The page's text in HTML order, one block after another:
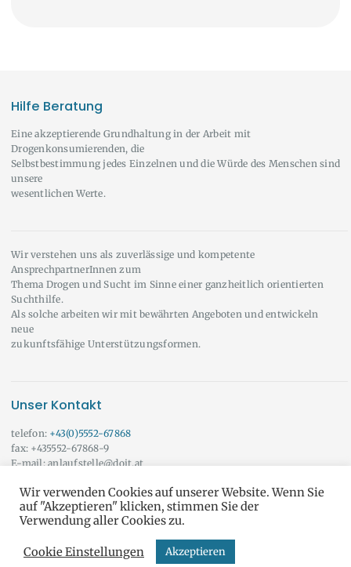
Hilfe Beratung
Eine akzeptierende Grundhaltung in der Arbeit mit
Drogenkonsumierenden, die
Selbstbestimmung jedes Einzelnen und die Würde des Menschen sind
unsere
wesentlichen Werte.
Wir verstehen uns als zuverlässige und kompetente
AnsprechpartnerInnen zum
Thema Drogen und Sucht im Sinne einer ganzheitlich orientierten
Suchthilfe.
Als solche arbeiten wir mit bewährten Angeboten und entwickeln
neue
zukunftsfähige Unterstützungsformen.
Unser Kontakt
telefon: +43(0)5552-67868
fax: +435552-67868-9
E-mail: anlaufstelle@doit.at
Wir beraten Sie auch gerne außerhalb der angeführten Öffnungszeiten!
Vereinbaren Sie doch einfach einen Termin mit uns.Onlineberatung
do it yourself © Alle Rechte vorbehaltenAGB & DSGVO
Wir verwenden Cookies auf unserer Website. Wenn Sie
auf "Akzeptieren" klicken, stimmen Sie der
Verwendung aller Cookies zu.
Cookie Einstellungen Akzeptieren